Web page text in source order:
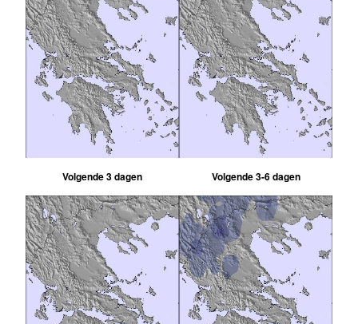
Volgende 3 dagen Volgende 3-6 dagen